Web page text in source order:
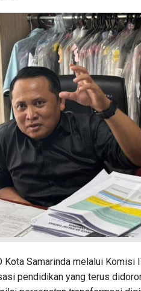
Kota Samarinda melalui Komisi
pendidikan yang terus